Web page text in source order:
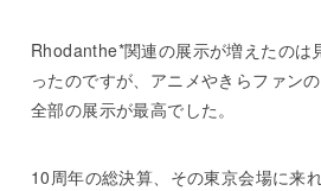
Rhodanthe*関連の展示が増えたのは
ったのですが、アニメやきらファン
全部の展示が最高でした。
10周年の総決算、その東京会場に来